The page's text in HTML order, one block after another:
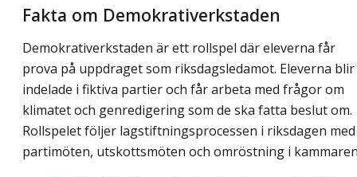
Fakta om Demokrativerkstaden
Demokrativerkstaden är ett rollspel där eleverna får
prova på uppdraget som riksdagsledamot. Eleverna blir
indelade i fiktiva partier och får arbeta med frågor om
klimatet och genredigering som de ska fatta beslut om.
Rollspelet följer lagstiftningsprocessen i riksdagen med
partimöten, utskottsmöten och omröstning i